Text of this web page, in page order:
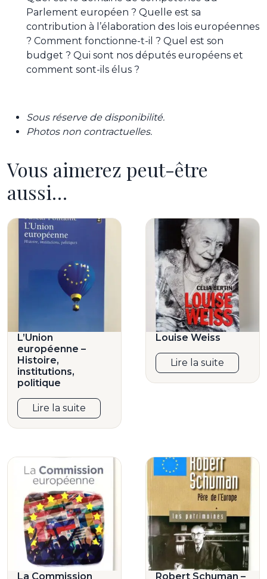
Parlement européen ? Quelle est sa
contribution à l’élaboration des lois européennes
? Comment fonctionne-t-il ? Quel est son
budget ? Qui sont nos députés européens et
comment sont-ils élus ?
Sous réserve de disponibilité.
Photos non contractuelles.
Vous aimerez peut-être
aussi…
L’Union
européenne –
Histoire,
institutions,
politique
Lire la suite
Louise Weiss
Lire la suite
La Commission Robert Schuman –